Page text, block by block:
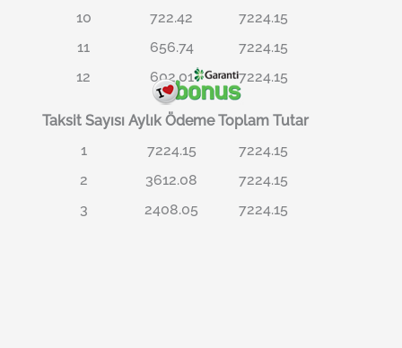
10
722.42
7224.15
11
656.74
7224.15
12
602.01 7224.15
Taksit Sayısı Aylık Ödeme Toplam Tutar
1
7224.15
7224.15
2
3612.08
7224.15
3
2408.05 7224.15